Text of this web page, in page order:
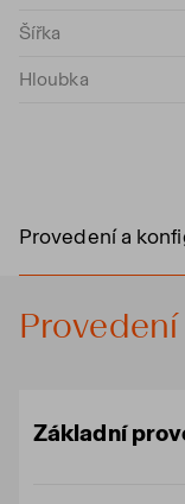
Šířka
Hloubka
Provedení a
Základní